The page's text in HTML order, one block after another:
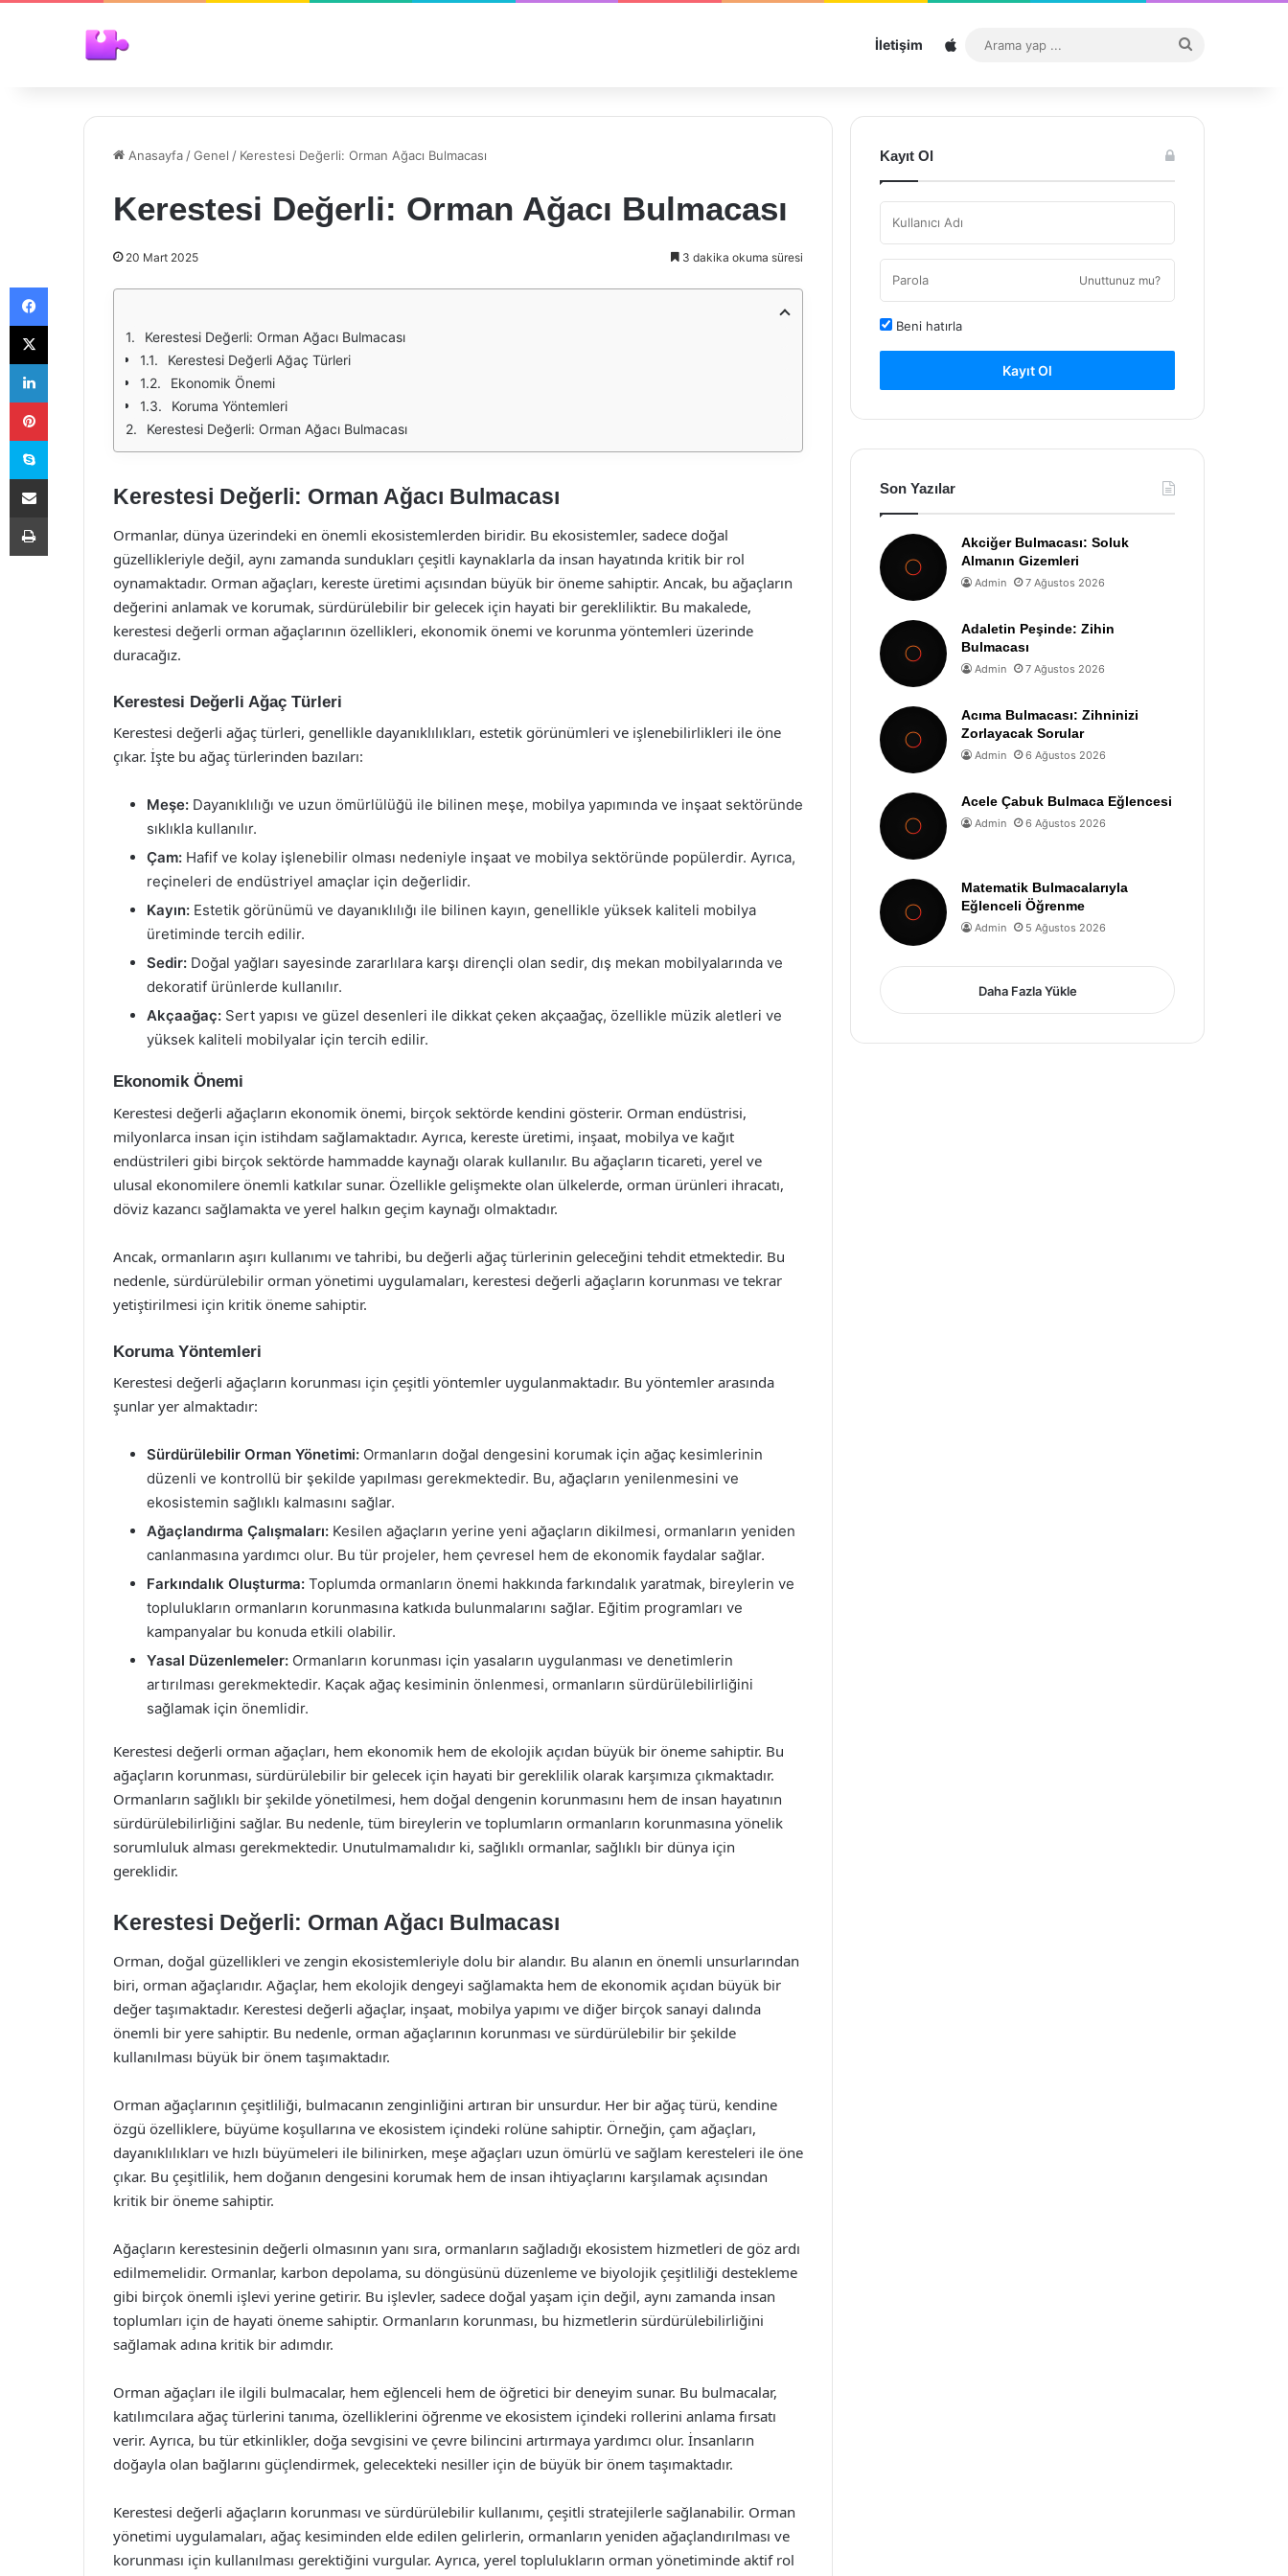
İletişim Sitemap
...
Anasayfa /Genel / Kerestesi Değerli: Orman Ağacı Bulmacası
Kerestesi Değerli: Orman Ağacı Bulmacası
20 Mart 2025 3 dakika okuma süresi
Kerestesi Değerli: Orman Ağacı Bulmacası
Kerestesi Değerli Ağaç Türleri
Ekonomik Önemi
Koruma Yöntemleri
Kerestesi Değerli: Orman Ağacı Bulmacası
Kerestesi Değerli: Orman Ağacı Bulmacası
Ormanlar, dünya üzerindeki en önemli ekosistemlerden biridir. Bu ekosistemler, sadece doğal
güzellikleriyle değil, aynı zamanda sundukları çeşitli kaynaklarla da insan hayatında kritik bir rol
oynamaktadır. Orman ağaçları, kereste üretimi açısından büyük bir öneme sahiptir. Ancak, bu ağaçların
değerini anlamak ve korumak, sürdürülebilir bir gelecek için hayati bir gerekliliktir. Bu makalede,
kerestesi değerli orman ağaçlarının özellikleri, ekonomik önemi ve korunma yöntemleri üzerinde
duracağız.
Kerestesi Değerli Ağaç Türleri
Kerestesi değerli ağaç türleri, genellikle dayanıklılıkları, estetik görünümleri ve işlenebilirlikleri ile öne
çıkar. İşte bu ağaç türlerinden bazıları:
Meşe: Dayanıklılığı ve uzun ömürlülüğü ile bilinen meşe, mobilya yapımında ve inşaat sektöründe
sıklıkla kullanılır.
Çam: Hafif ve kolay işlenebilir olması nedeniyle inşaat ve mobilya sektöründe popülerdir. Ayrıca,
reçineleri de endüstriyel amaçlar için değerlidir.
Kayın: Estetik görünümü ve dayanıklılığı ile bilinen kayın, genellikle yüksek kaliteli mobilya
üretiminde tercih edilir.
Sedir: Doğal yağları sayesinde zararlılara karşı dirençli olan sedir, dış mekan mobilyalarında ve
dekoratif ürünlerde kullanılır.
Akçaağaç: Sert yapısı ve güzel desenleri ile dikkat çeken akçaağaç, özellikle müzik aletleri ve
yüksek kaliteli mobilyalar için tercih edilir.
Ekonomik Önemi
Kerestesi değerli ağaçların ekonomik önemi, birçok sektörde kendini gösterir. Orman endüstrisi,
milyonlarca insan için istihdam sağlamaktadır. Ayrıca, kereste üretimi, inşaat, mobilya ve kağıt
endüstrileri gibi birçok sektörde hammadde kaynağı olarak kullanılır. Bu ağaçların ticareti, yerel ve
ulusal ekonomilere önemli katkılar sunar. Özellikle gelişmekte olan ülkelerde, orman ürünleri ihracatı,
döviz kazancı sağlamakta ve yerel halkın geçim kaynağı olmaktadır.
Ancak, ormanların aşırı kullanımı ve tahribi, bu değerli ağaç türlerinin geleceğini tehdit etmektedir. Bu
nedenle, sürdürülebilir orman yönetimi uygulamaları, kerestesi değerli ağaçların korunması ve tekrar
yetiştirilmesi için kritik öneme sahiptir.
Koruma Yöntemleri
Kerestesi değerli ağaçların korunması için çeşitli yöntemler uygulanmaktadır. Bu yöntemler arasında
şunlar yer almaktadır:
Sürdürülebilir Orman Yönetimi: Ormanların doğal dengesini korumak için ağaç kesimlerinin
düzenli ve kontrollü bir şekilde yapılması gerekmektedir. Bu, ağaçların yenilenmesini ve
ekosistemin sağlıklı kalmasını sağlar.
Ağaçlandırma Çalışmaları: Kesilen ağaçların yerine yeni ağaçların dikilmesi, ormanların yeniden
canlanmasına yardımcı olur. Bu tür projeler, hem çevresel hem de ekonomik faydalar sağlar.
Farkındalık Oluşturma: Toplumda ormanların önemi hakkında farkındalık yaratmak, bireylerin ve
toplulukların ormanların korunmasına katkıda bulunmalarını sağlar. Eğitim programları ve
kampanyalar bu konuda etkili olabilir.
Yasal Düzenlemeler: Ormanların korunması için yasaların uygulanması ve denetimlerin
artırılması gerekmektedir. Kaçak ağaç kesiminin önlenmesi, ormanların sürdürülebilirliğini
sağlamak için önemlidir.
Kerestesi değerli orman ağaçları, hem ekonomik hem de ekolojik açıdan büyük bir öneme sahiptir. Bu
ağaçların korunması, sürdürülebilir bir gelecek için hayati bir gereklilik olarak karşımıza çıkmaktadır.
Ormanların sağlıklı bir şekilde yönetilmesi, hem doğal dengenin korunmasını hem de insan hayatının
sürdürülebilirliğini sağlar. Bu nedenle, tüm bireylerin ve toplumların ormanların korunmasına yönelik
sorumluluk alması gerekmektedir. Unutulmamalıdır ki, sağlıklı ormanlar, sağlıklı bir dünya için
gereklidir.
Kerestesi Değerli: Orman Ağacı Bulmacası
Orman, doğal güzellikleri ve zengin ekosistemleriyle dolu bir alandır. Bu alanın en önemli unsurlarından
biri, orman ağaçlarıdır. Ağaçlar, hem ekolojik dengeyi sağlamakta hem de ekonomik açıdan büyük bir
değer taşımaktadır. Kerestesi değerli ağaçlar, inşaat, mobilya yapımı ve diğer birçok sanayi dalında
önemli bir yere sahiptir. Bu nedenle, orman ağaçlarının korunması ve sürdürülebilir bir şekilde
kullanılması büyük bir önem taşımaktadır.
Orman ağaçlarının çeşitliliği, bulmacanın zenginliğini artıran bir unsurdur. Her bir ağaç türü, kendine
özgü özelliklere, büyüme koşullarına ve ekosistem içindeki rolüne sahiptir. Örneğin, çam ağaçları,
dayanıklılıkları ve hızlı büyümeleri ile bilinirken, meşe ağaçları uzun ömürlü ve sağlam keresteleri ile öne
çıkar. Bu çeşitlilik, hem doğanın dengesini korumak hem de insan ihtiyaçlarını karşılamak açısından
kritik bir öneme sahiptir.
Ağaçların kerestesinin değerli olmasının yanı sıra, ormanların sağladığı ekosistem hizmetleri de göz ardı
edilmemelidir. Ormanlar, karbon depolama, su döngüsünü düzenleme ve biyolojik çeşitliliği destekleme
gibi birçok önemli işlevi yerine getirir. Bu işlevler, sadece doğal yaşam için değil, aynı zamanda insan
toplumları için de hayati öneme sahiptir. Ormanların korunması, bu hizmetlerin sürdürülebilirliğini
sağlamak adına kritik bir adımdır.
Orman ağaçları ile ilgili bulmacalar, hem eğlenceli hem de öğretici bir deneyim sunar. Bu bulmacalar,
katılımcılara ağaç türlerini tanıma, özelliklerini öğrenme ve ekosistem içindeki rollerini anlama fırsatı
verir. Ayrıca, bu tür etkinlikler, doğa sevgisini ve çevre bilincini artırmaya yardımcı olur. İnsanların
doğayla olan bağlarını güçlendirmek, gelecekteki nesiller için de büyük bir önem taşımaktadır.
Kerestesi değerli ağaçların korunması ve sürdürülebilir kullanımı, çeşitli stratejilerle sağlanabilir. Orman
yönetimi uygulamaları, ağaç kesiminden elde edilen gelirlerin, ormanların yeniden ağaçlandırılması ve
korunması için kullanılması gerektiğini vurgular. Ayrıca, yerel toplulukların orman yönetiminde aktif rol
Kayıt Ol
Unuttunuz mu?
Beni hatırla
Kayıt Ol
Son Yazılar
Akciğer Bulmacası: Soluk
Almanın Gizemleri
Admin 7 Ağustos 2026
Adaletin Peşinde: Zihin
Bulmacası
Admin 7 Ağustos 2026
Acıma Bulmacası: Zihninizi
Zorlayacak Sorular
Admin 6 Ağustos 2026
Acele Çabuk Bulmaca Eğlencesi
Admin 6 Ağustos 2026
Matematik Bulmacalarıyla
Eğlenceli Öğrenme
Admin 5 Ağustos 2026
Daha Fazla Yükle
Facebook
X
LinkedIn
Pinterest
Skype
E-Posta ile paylaş